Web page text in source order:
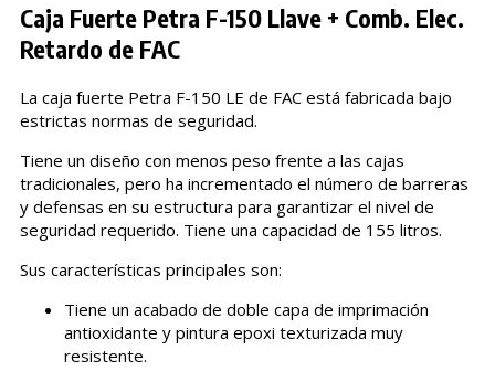
Caja Fuerte Petra F-150 Llave + Comb. Elec.
Retardo de FAC
La caja fuerte Petra F-150 LE de FAC está fabricada bajo
estrictas normas de seguridad.
Tiene un diseño con menos peso frente a las cajas
tradicionales, pero ha incrementado el número de barreras
y defensas en su estructura para garantizar el nivel de
seguridad requerido. Tiene una capacidad de 155 litros.
Sus características principales son:
Tiene un acabado de doble capa de imprimación
antioxidante y pintura epoxi texturizada muy
resistente.